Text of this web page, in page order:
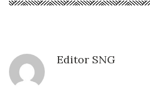
Editor SNG